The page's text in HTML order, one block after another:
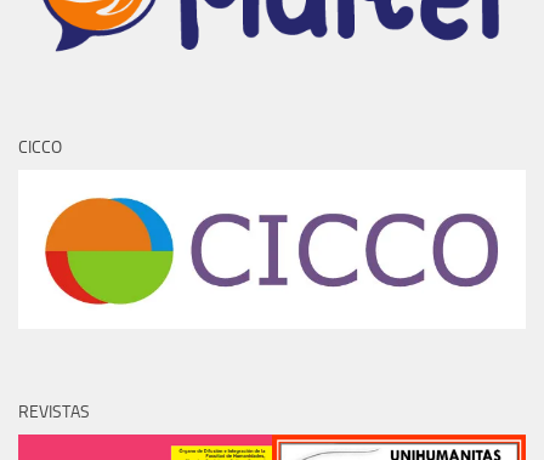
CICCO
REVISTAS